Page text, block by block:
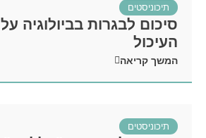
תיכוניסטים
סיכום לבגרות בביולוגיה
העיכול
המשך קריאה
תיכוניסטים